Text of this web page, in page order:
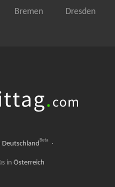
Bremen
Dresden
DeutschlandBeta ·
in Österreich